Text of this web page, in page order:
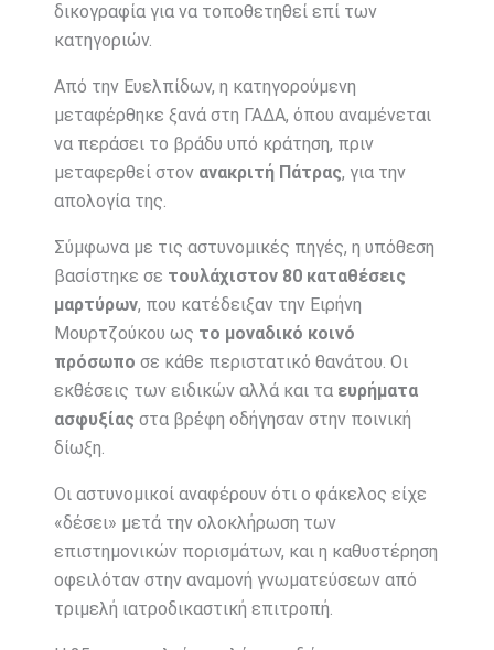
δικογραφία για να τοποθετηθεί επί των
κατηγοριών.
Από την Ευελπίδων, η κατηγορούμενη
μεταφέρθηκε ξανά στη ΓΑΔΑ, όπου αναμένεται
να περάσει το βράδυ υπό κράτηση, πριν
μεταφερθεί στον ανακριτή Πάτρας, για την
απολογία της.
Σύμφωνα με τις αστυνομικές πηγές, η υπόθεση
βασίστηκε σε τουλάχιστον 80 καταθέσεις
μαρτύρων, που κατέδειξαν την Ειρήνη
Μουρτζούκου ως το μοναδικό κοινό
πρόσωπο σε κάθε περιστατικό θανάτου. Οι
εκθέσεις των ειδικών αλλά και τα ευρήματα
ασφυξίας στα βρέφη οδήγησαν στην ποινική
δίωξη.
Οι αστυνομικοί αναφέρουν ότι ο φάκελος είχε
«δέσει» μετά την ολοκλήρωση των
επιστημονικών πορισμάτων, και η καθυστέρηση
οφειλόταν στην αναμονή γνωματεύσεων από
τριμελή ιατροδικαστική επιτροπή.